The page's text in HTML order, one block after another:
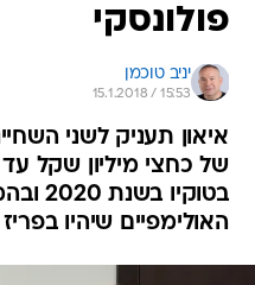
פולונסקי
יניב טוכמן
15.1.2018 / 15:53
איאון תעניק לשני
של כחצי מיליון שקל
האולימפיים שיהיו בפריז ב-